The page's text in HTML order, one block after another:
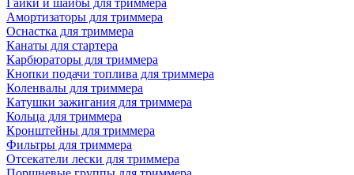
Гайки и шайбы для триммера
Амортизаторы для триммера
Оснастка для триммера
Канаты для стартера
Карбюраторы для триммера
Кнопки подачи топлива для триммера
Коленвалы для триммера
Катушки зажигания для триммера
Кольца для триммера
Кронштейны для триммера
Фильтры для триммера
Отсекатели лески для триммера